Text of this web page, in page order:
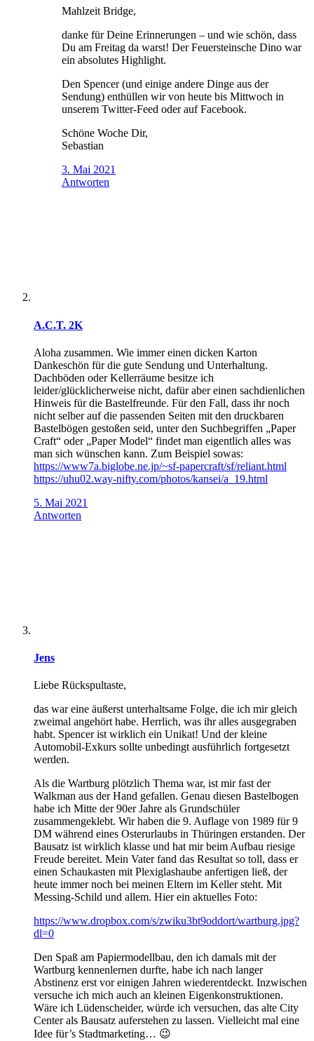
Mahlzeit Bridge,
danke für Deine Erinnerungen – und wie schön, dass
Du am Freitag da warst! Der Feuersteinsche Dino war
ein absolutes Highlight.
Den Spencer (und einige andere Dinge aus der
Sendung) enthüllen wir von heute bis Mittwoch in
unserem Twitter-Feed oder auf Facebook.
Schöne Woche Dir,
Sebastian
3. Mai 2021
Antworten
A.C.T. 2K
Aloha zusammen. Wie immer einen dicken Karton
Dankeschön für die gute Sendung und Unterhaltung.
Dachböden oder Kellerräume besitze ich
leider/glücklicherweise nicht, dafür aber einen sachdienlichen
Hinweis für die Bastelfreunde. Für den Fall, dass ihr noch
nicht selber auf die passenden Seiten mit den druckbaren
Bastelbögen gestoßen seid, unter den Suchbegriffen „Paper
Craft“ oder „Paper Model“ findet man eigentlich alles was
man sich wünschen kann. Zum Beispiel sowas:
https://www7a.biglobe.ne.jp/~sf-papercraft/sf/reliant.html
https://uhu02.way-nifty.com/photos/kansei/a_19.html
5. Mai 2021
Antworten
Jens
Liebe Rückspultaste,
das war eine äußerst unterhaltsame Folge, die ich mir gleich
zweimal angehört habe. Herrlich, was ihr alles ausgegraben
habt. Spencer ist wirklich ein Unikat! Und der kleine
Automobil-Exkurs sollte unbedingt ausführlich fortgesetzt
werden.
Als die Wartburg plötzlich Thema war, ist mir fast der
Walkman aus der Hand gefallen. Genau diesen Bastelbogen
habe ich Mitte der 90er Jahre als Grundschüler
zusammengeklebt. Wir haben die 9. Auflage von 1989 für 9
DM während eines Osterurlaubs in Thüringen erstanden. Der
Bausatz ist wirklich klasse und hat mir beim Aufbau riesige
Freude bereitet. Mein Vater fand das Resultat so toll, dass er
einen Schaukasten mit Plexiglashaube anfertigen ließ, der
heute immer noch bei meinen Eltern im Keller steht. Mit
Messing-Schild und allem. Hier ein aktuelles Foto:
https://www.dropbox.com/s/zwiku3bt9oddort/wartburg.jpg?
dl=0
Den Spaß am Papiermodellbau, den ich damals mit der
Wartburg kennenlernen durfte, habe ich nach langer
Abstinenz erst vor einigen Jahren wiederentdeckt. Inzwischen
versuche ich mich auch an kleinen Eigenkonstruktionen.
Wäre ich Lüdenscheider, würde ich versuchen, das alte City
Center als Bausatz auferstehen zu lassen. Vielleicht mal eine
Idee für’s Stadtmarketing… 😉